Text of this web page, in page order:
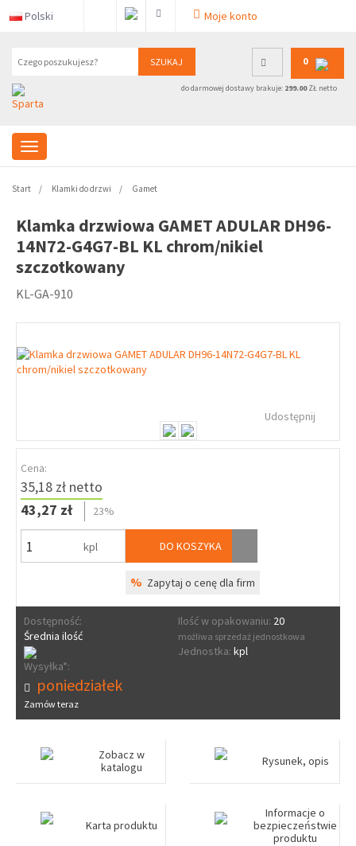
Polski Moje konto
SZUKAJ 0
do darmowej dostawy brakuje: 299.00ZŁ netto
Start Klamki do drzwi Gamet
Klamka drzwiowa GAMET ADULAR DH96-
14N72-G4G7-BL KL chrom/nikiel
szczotkowany
KL-GA-910
Udostępnij
Cena:
35,18 zł netto
43,27 zł
23%
kpl DO KOSZYKA
% Zapytaj o cenę dla firm
Dostępność:
Średnia ilość
Ilość w opakowaniu: 20
możliwa sprzedaż jednostkowa
Jednostka: kpl
Wysyłka*:
poniedziałek
Zamów teraz
Zobacz w
katalogu
Rysunek, opis
Karta produktu
Informacje o
bezpieczeństwie
produktu